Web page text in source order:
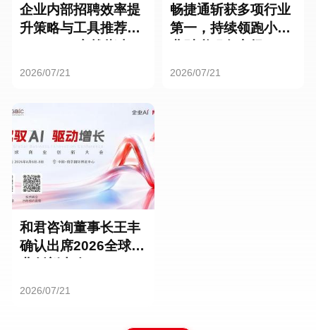
企业内部招聘效率提
升策略与工具推荐：
2026/07/21
畅捷通斩获多项行业
第一，持续领跑小微
2026/07/21
和君咨询董事长王丰
确认出席2026全球商
2026/07/21